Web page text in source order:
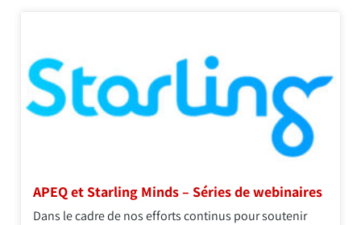
APEQ et Starling Minds – Séries de webinaires
Dans le cadre de nos efforts continus pour soutenir